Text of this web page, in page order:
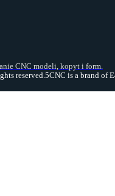
CNC modeli, kopyt i form.
reserved.5CNC is a brand of